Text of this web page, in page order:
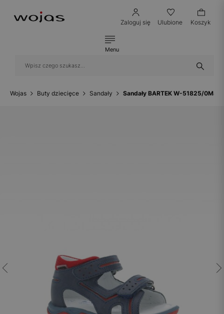
Zaloguj się Ulubione Koszyk
Menu
Wojas Buty dziecięce Sandały Sandały BARTEK W-51825/0M8,